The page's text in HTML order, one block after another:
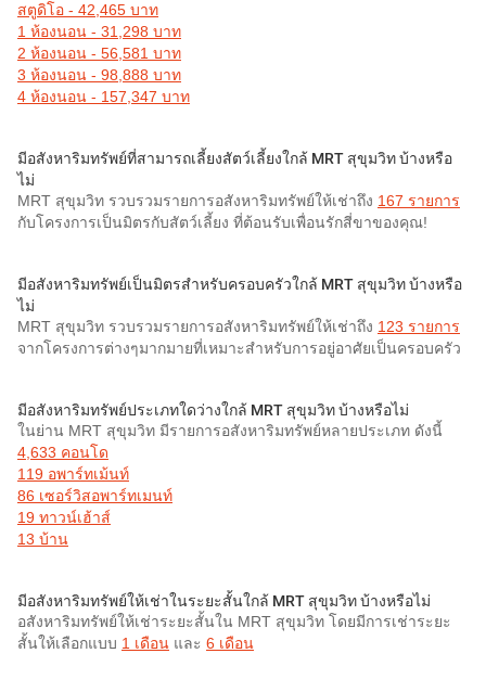
สตูดิโอ - 42,465 บาท
1 ห้องนอน - 31,298 บาท
2 ห้องนอน - 56,581 บาท
3 ห้องนอน - 98,888 บาท
4 ห้องนอน - 157,347 บาท
มีอสังหาริมทรัพย์ที่สามารถเลี้ยงสัตว์เลี้ยงใกล้ MRT สุขุมวิท บ้างหรือ
ไม่
MRT สุขุมวิท รวบรวมรายการอสังหาริมทรัพย์ให้เช่าถึง 167 รายการ
กับโครงการเป็นมิตรกับสัตว์เลี้ยง ที่ต้อนรับเพื่อนรักสี่ขาของคุณ!
มีอสังหาริมทรัพย์เป็นมิตรสำหรับครอบครัวใกล้ MRT สุขุมวิท บ้างหรือ
ไม่
MRT สุขุมวิท รวบรวมรายการอสังหาริมทรัพย์ให้เช่าถึง 123 รายการ
จากโครงการต่างๆมากมายที่เหมาะสำหรับการอยู่อาศัยเป็นครอบครัว
มีอสังหาริมทรัพย์ประเภทใดว่างใกล้ MRT สุขุมวิท บ้างหรือไม่
ในย่าน MRT สุขุมวิท มีรายการอสังหาริมทรัพย์หลายประเภท ดังนี้
4,633 คอนโด
119 อพาร์ทเม้นท์
86 เซอร์วิสอพาร์ทเมนท์
19 ทาวน์เฮ้าส์
13 บ้าน
มีอสังหาริมทรัพย์ให้เช่าในระยะสั้นใกล้ MRT สุขุมวิท บ้างหรือไม่
อสังหาริมทรัพย์ให้เช่าระยะสั้นใน MRT สุขุมวิท โดยมีการเช่าระยะ
สั้นให้เลือกแบบ 1 เดือน และ 6 เดือน